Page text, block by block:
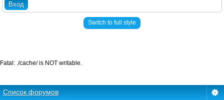
Switch to full style
Список форумов
Fatal: ./cache/ is NOT writable.